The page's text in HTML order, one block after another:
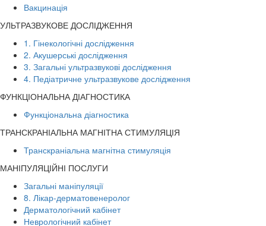
Вакцинація
УЛЬТРАЗВУКОВЕ ДОСЛІДЖЕННЯ
1. Гінекологічні дослідження
2. Акушерські дослідження
3. Загальні ультразвукові дослідження
4. Педіатричне ультразвукове дослідження
ФУНКЦІОНАЛЬНА ДІАГНОСТИКА
Функціональна діагностика
ТРАНСКРАНІАЛЬНА МАГНІТНА СТИМУЛЯЦІЯ
Транскраніальна магнітна стимуляція
МАНІПУЛЯЦІЙНІ ПОСЛУГИ
Загальні маніпуляції
8. Лікар-дерматовенеролог
Дерматологічний кабінет
Неврологічний кабінет